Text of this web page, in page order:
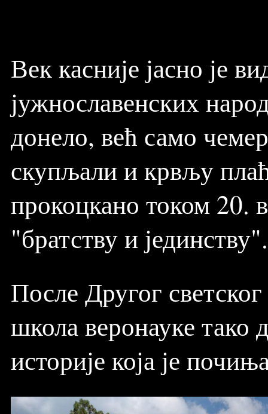
Век касније јасно је
јужнославенских
донело, већ само
скупљали и крвљу
прокоцкано током 20.
"братству и јединству".
После Другог
школа веронауке тако
историје која је